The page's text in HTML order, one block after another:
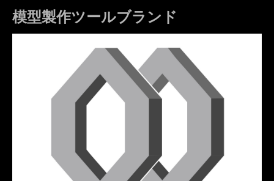
模型製作ツールブランド